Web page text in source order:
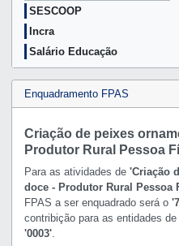
SESCOOP
Incra
Salário Educação
Enquadramento FPAS
Criação de peixes
Produtor Rural Pessoa
Para as atividades de 'Criação
doce - Produtor Rural Pessoa
FPAS a ser enquadrado será o
contribição para as entidades
'0003'.